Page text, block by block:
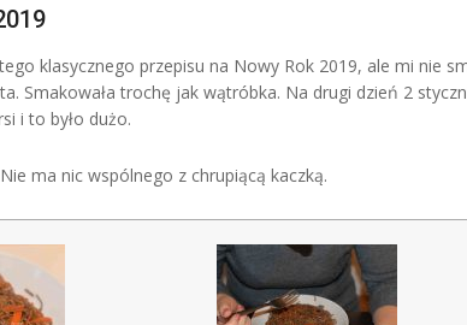
klasycznego przepisu na Nowy Rok 2019, ale mi nie
Smakowała trochę jak wątróbka. Na drugi dzień 2
i to było dużo.
Nie ma nic wspólnego z chrupiącą kaczką.